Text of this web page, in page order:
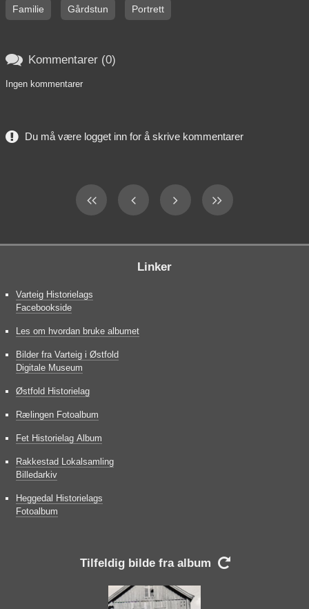
Familie Gårdstun Portrett
 Kommentarer (0)
Ingen kommentarer
Du må være logget inn for å skrive kommentarer
Linker
Varteig Historielags
Facebookside
Les om hvordan bruke albumet
Bilder fra Varteig i Østfold
Digitale Museum
Østfold Historielag
Rælingen Fotoalbum
Fet Historielag Album
Rakkestad Lokalsamling
Billedarkiv
Heggedal Historielags
Fotoalbum
Tilfeldig bilde fra album 